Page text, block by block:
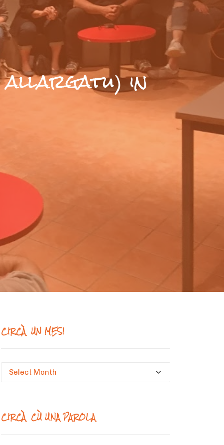
allargatu) in
CIRCÀ UN MESI
Circà
CIRCÀ CÙ UNA PAROLA